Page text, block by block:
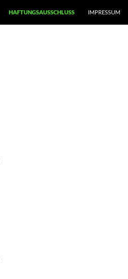
HAFTUNGSAUSSCHLUSS IMPRESSUM